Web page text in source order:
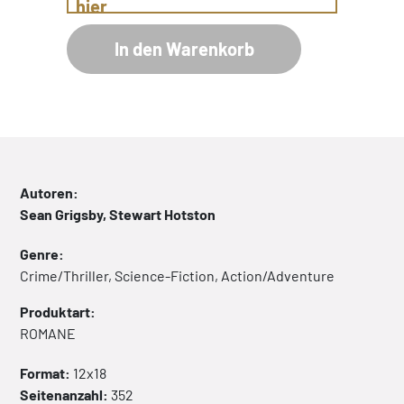
hier
In den Warenkorb
Autoren:
Sean Grigsby, Stewart Hotston
Genre:
Crime/Thriller, Science-Fiction, Action/Adventure
Produktart:
ROMANE
Format: 12x18
Seitenanzahl: 352